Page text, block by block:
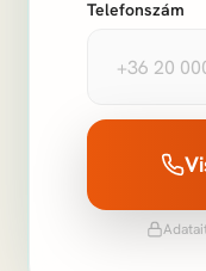
Telefonszám